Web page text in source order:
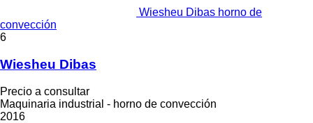
Wiesheu Dibas horno de
convección
6
Wiesheu Dibas
Precio a consultar
Maquinaria industrial - horno de convección
2016